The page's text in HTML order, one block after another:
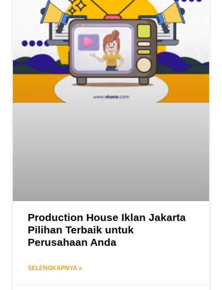
Production House Iklan Jakarta
Pilihan Terbaik untuk
Perusahaan Anda
SELENGKAPNYA »